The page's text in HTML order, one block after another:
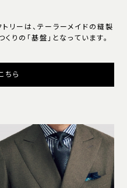
リーは、テーラーメイドの縫製
りの「基盤」となっています。
ちら